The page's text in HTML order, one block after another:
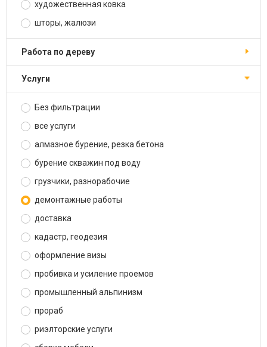
художественная ковка
шторы, жалюзи
работа по дереву
услуги
Без фильтрации
все услуги
алмазное бурение, резка бетона
бурение скважин под воду
грузчики, разнорабочие
демонтажные работы
доставка
кадастр, геодезия
оформление визы
пробивка и усиление проемов
промышленный альпинизм
прораб
риэлторские услуги